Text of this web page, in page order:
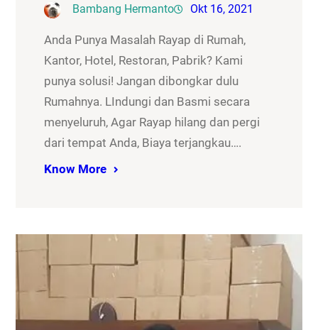
Bambang Hermanto Okt 16, 2021
Anda Punya Masalah Rayap di Rumah,
Kantor, Hotel, Restoran, Pabrik? Kami
punya solusi! Jangan dibongkar dulu
Rumahnya. LIndungi dan Basmi secara
menyeluruh, Agar Rayap hilang dan pergi
dari tempat Anda, Biaya terjangkau….
Know More